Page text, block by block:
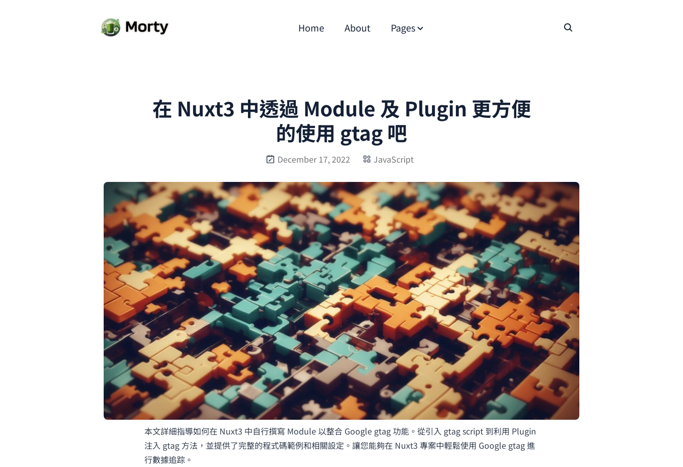
Home About Pages
在 Nuxt3 中透過 Module 及 Plugin 更方便
的使用 gtag 吧
December 17, 2022 JavaScript
本文詳細指導如何在 Nuxt3 中自行撰寫 Module 以整合 Google gtag 功能。從引入 gtag script 到利用 Plugin
注入 gtag 方法，並提供了完整的程式碼範例和相關設定。讓您能夠在 Nuxt3 專案中輕鬆使用 Google gtag 進
行數據追踪。